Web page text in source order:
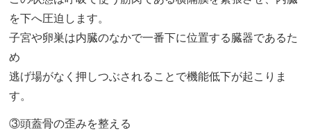
を下へ圧迫します。
子宮や卵巣は内臓のなかで一番下に位置する臓器であるた
め
逃げ場がなく押しつぶされることで機能低下が起こりま
す。
③頭蓋骨の歪みを整える